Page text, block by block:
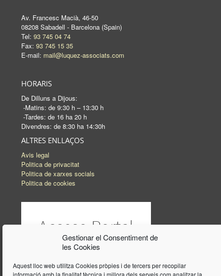
Gestionar el Consentiment de
les Cookies
Aquest lloc web utilitza Cookies pròpies i de tercers per recopilar
informació amb la finalitat tècnica i millora dels serveis com analitzar la
Av. Francesc Macià, 46-50
08208 Sabadell - Barcelona (Spain)
Tel: 93 745 04 74
Fax: 93 745 15 35
E-mail: mail@luquez-associats.com
HORARIS
De Dilluns a Dijous:
-Matins: de 9:30 h – 13:30 h
-Tardes: de 16 ha 20 h
Divendres: de 8:30 ha 14:30h
ALTRES ENLLAÇOS
Avis legal
Politica de privacitat
Politica de xarxes socials
Politica de cookies